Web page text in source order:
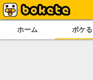
ホーム ボケる